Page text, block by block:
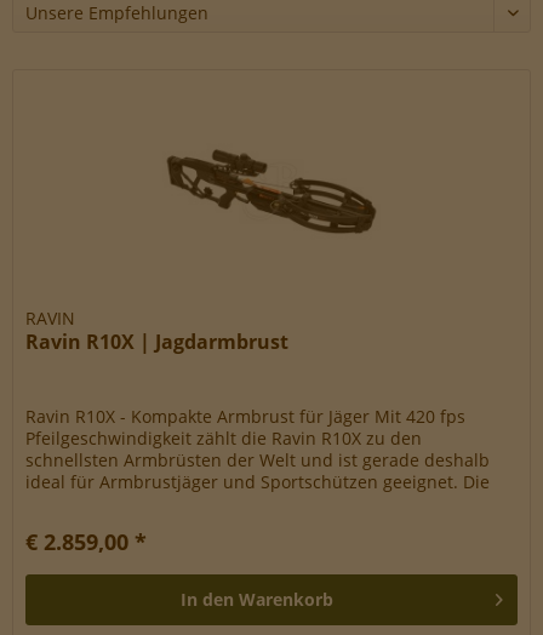
Werbe-Cookies, um Werbekampagnen zu steuern.
RAVIN
Ravin R10X | Jagdarmbrust
Ravin R10X - Kompakte Armbrust für Jäger Mit 420 fps
Pfeilgeschwindigkeit zählt die Ravin R10X zu den
schnellsten Armbrüsten der Welt und ist gerade deshalb
ideal für Armbrustjäger und Sportschützen geeignet. Die
€ 2.859,00 *
In den Warenkorb